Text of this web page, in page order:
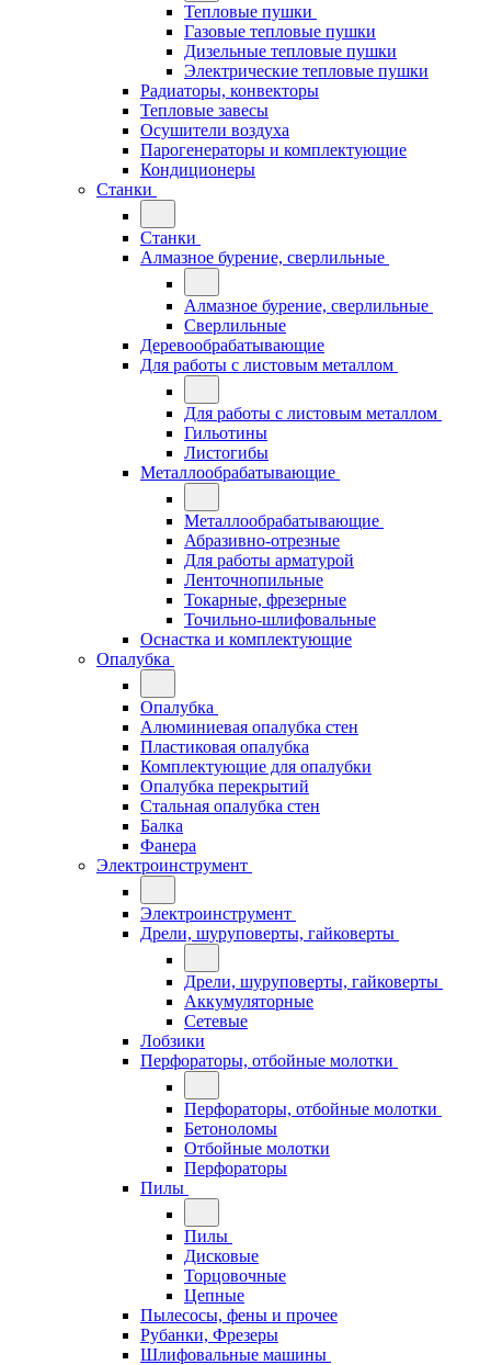
Тепловые пушки
Газовые тепловые пушки
Дизельные тепловые пушки
Электрические тепловые пушки
Радиаторы, конвекторы
Тепловые завесы
Осушители воздуха
Парогенераторы и комплектующие
Кондиционеры
Станки
Станки
Алмазное бурение, сверлильные
Алмазное бурение, сверлильные
Сверлильные
Деревообрабатывающие
Для работы с листовым металлом
Для работы с листовым металлом
Гильотины
Листогибы
Металлообрабатывающие
Металлообрабатывающие
Абразивно-отрезные
Для работы арматурой
Ленточнопильные
Токарные, фрезерные
Точильно-шлифовальные
Оснастка и комплектующие
Опалубка
Опалубка
Алюминиевая опалубка стен
Пластиковая опалубка
Комплектующие для опалубки
Опалубка перекрытий
Стальная опалубка стен
Балка
Фанера
Электроинструмент
Электроинструмент
Дрели, шуруповерты, гайковерты
Дрели, шуруповерты, гайковерты
Аккумуляторные
Сетевые
Лобзики
Перфораторы, отбойные молотки
Перфораторы, отбойные молотки
Бетоноломы
Отбойные молотки
Перфораторы
Пилы
Пилы
Дисковые
Торцовочные
Цепные
Пылесосы, фены и прочее
Рубанки, Фрезеры
Шлифовальные машины